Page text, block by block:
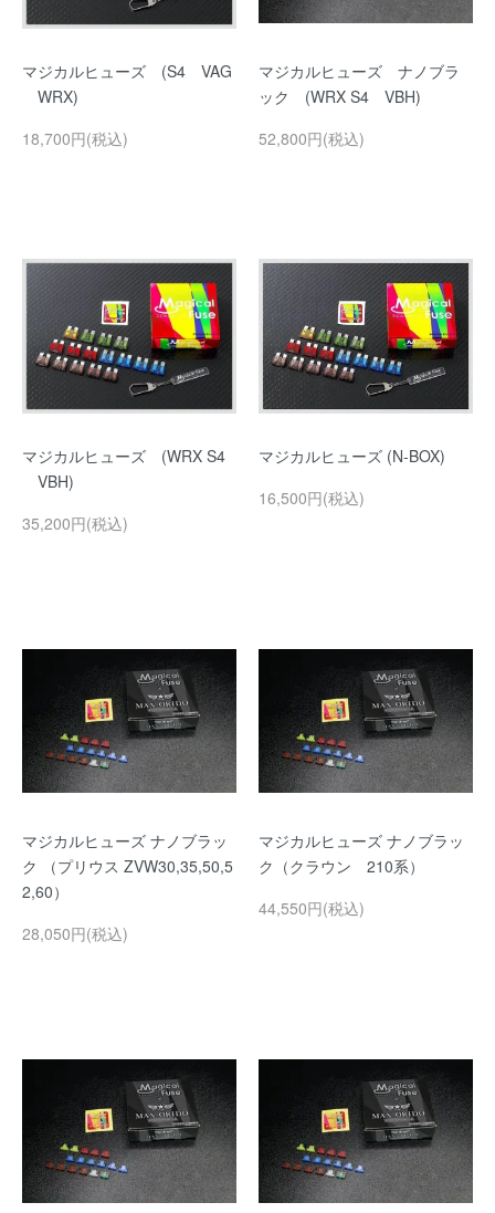
マジカルヒューズ (S4 VAG
WRX)
18,700円(税込)
マジカルヒューズ ナノブラ
ック (WRX S4 VBH)
52,800円(税込)
マジカルヒューズ (WRX S4
VBH)
35,200円(税込)
マジカルヒューズ (N-BOX)
16,500円(税込)
マジカルヒューズ ナノブラッ
ク （プリウス ZVW30,35,50,5
2,60）
28,050円(税込)
マジカルヒューズ ナノブラッ
ク（クラウン 210系）
44,550円(税込)